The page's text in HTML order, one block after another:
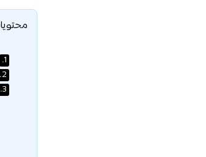
1.
2.
3.